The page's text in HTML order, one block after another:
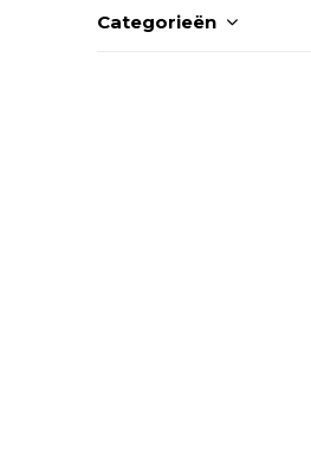
Categorieën